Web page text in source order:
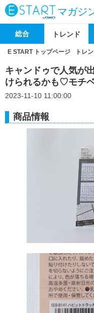
マガジ
総合 トレンド
E START トップページ トレ
キャンドゥで人気が
けられるかも♡モチ
2023-11-10 11:00:00
商品情報